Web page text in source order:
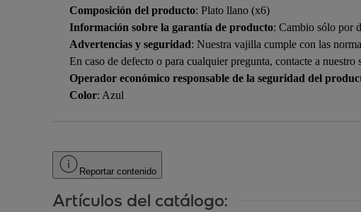
Composición del producto: Plato llano (x6)
Información sobre la garantía de producto: Cambio sólo por
Advertencias y seguridad: Nuestra vajilla cumple con las
En caso de defecto o para cualquier pregunta, contacte a nuestro
Operador económico responsable de la seguridad del
Color: Azul
Reportar contenido
Artículos del catálogo: